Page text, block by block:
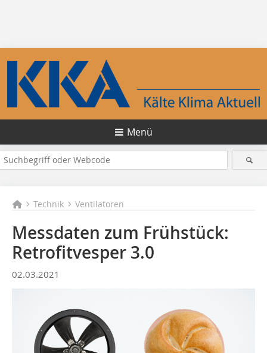
Menü
Technik Ventilatoren
Messdaten zum Frühstück:
Retrofitvesper 3.0
02.03.2021